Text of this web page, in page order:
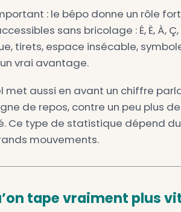
reconnue.
: moins
central du bépo est
. Sur un clavier, la zone